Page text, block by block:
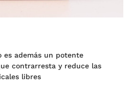
es además un potente
contrarresta y reduce las
libres